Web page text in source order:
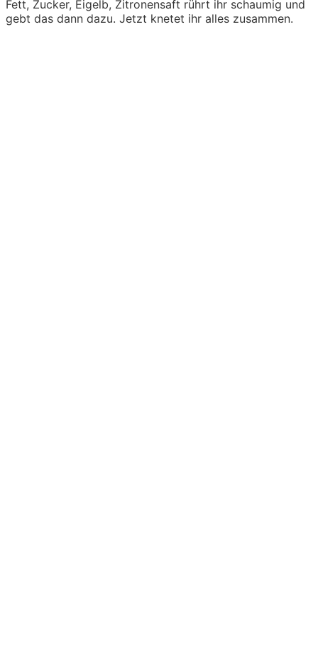
Fett, Zucker, Eigelb, Zitronensaft rührt ihr schaumig und
gebt das dann dazu. Jetzt knetet ihr alles zusammen.